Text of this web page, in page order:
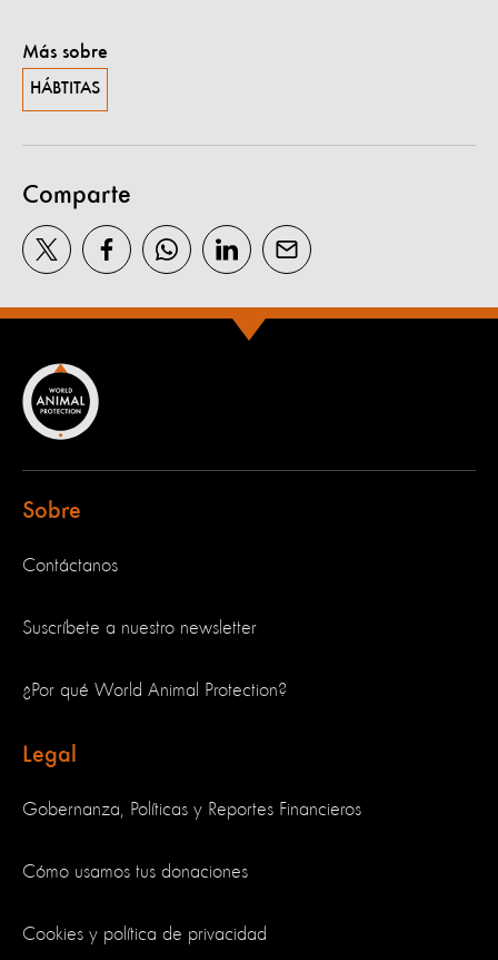
Más sobre
HÁBTITAS
Comparte
Sobre
Contáctanos
Suscríbete a nuestro newsletter
¿Por qué World Animal Protection?
Legal
Gobernanza, Políticas y Reportes Financieros
Cómo usamos tus donaciones
Cookies y política de privacidad